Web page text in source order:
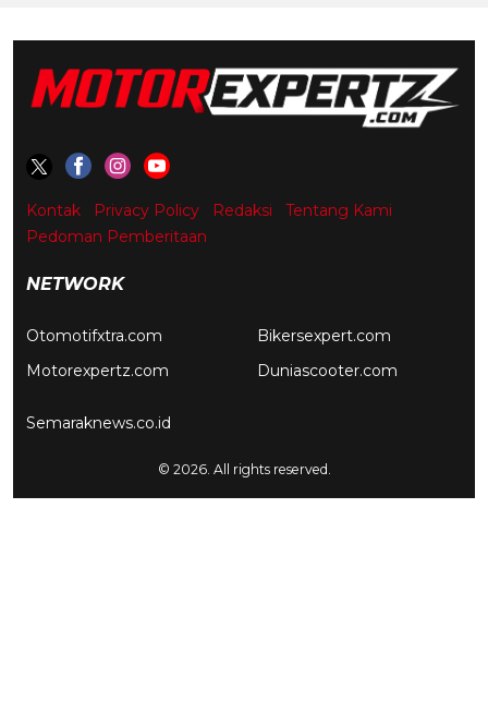
Kontak Privacy Policy Redaksi
Tentang Kami
Pedoman Pemberitaan
NETWORK
Otomotifxtra.com
Motorexpertz.com
Bikersexpert.com
Duniascooter.com
Semaraknews.co.id
© 2026. All rights reserved.